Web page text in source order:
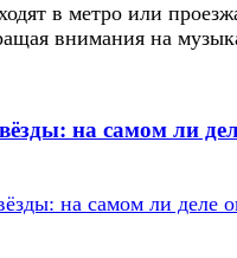
в метро или
внимания на
на самом ли